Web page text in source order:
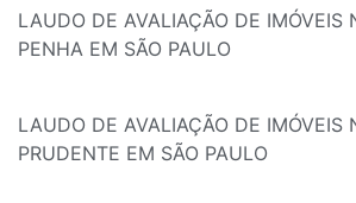
LAUDO DE AVALIAÇÃO DE IMÓVEIS
PENHA EM SÃO PAULO
LAUDO DE AVALIAÇÃO DE IMÓVEIS
PRUDENTE EM SÃO PAULO